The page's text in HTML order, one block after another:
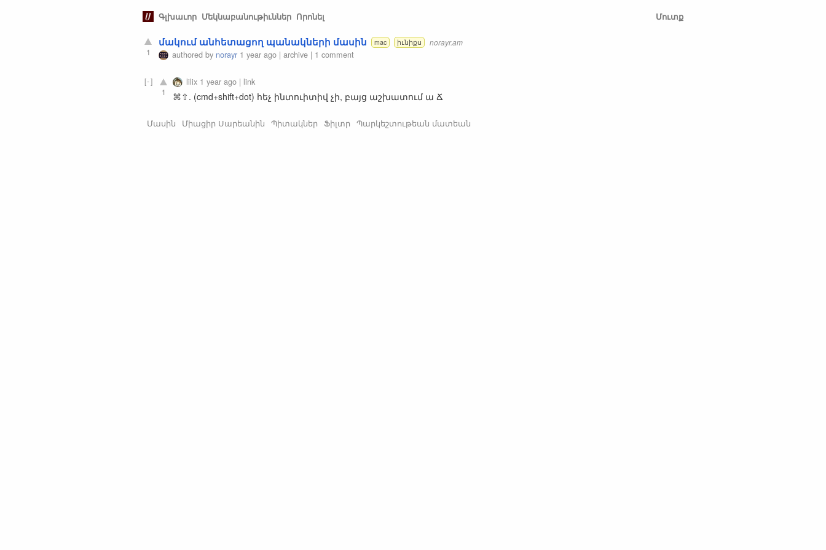
Գլխաւոր Մեկնաբանութիւններ Որոնել Մուտք
1
մակում անհետացող պանակների մասին mac իւնիքս norayr.am
authored by norayr 1 year ago | archive | 1 comment
1
lilix 1 year ago | link
⌘⇧. (cmd+shift+dot) հեչ ինտուիտիվ չի, բայց աշխատում ա Ճ
Մասին Միացիր Սարեանին Պիտակներ Ֆիլտր Պարկեշտութեան մատեան